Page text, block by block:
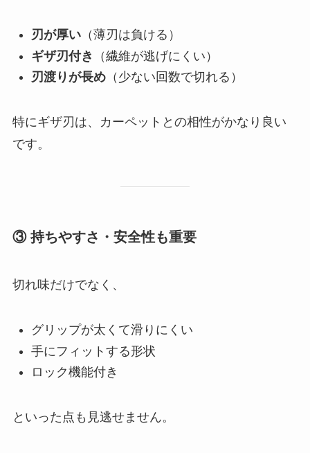
刃が厚い（薄刃は負ける）
ギザ刃付き
（繊維が逃げにくい）
刃渡りが長め（少ない回数で切れる）
特にギザ刃は、カーペットとの相性がかなり良い
です。
③ 持ちやすさ・安全性も重要
切れ味だけでなく、
グリップが太くて滑りにくい
手にフィットする形状
ロック機能付き
といった点も見逃せません。